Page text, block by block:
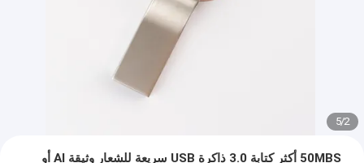
2
/
5
50MBS أكثر كتابة 3.0 ذاكرة USB سريعة للشعار وثيقة AI أو